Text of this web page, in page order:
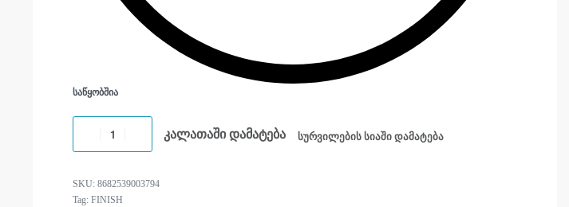
ᲡᲐᲬᲧᲝᲑᲨᲘᲐ
კალათაში დამატება სურვილების სიაში დამატება
8682539003794
Tag: FINISH